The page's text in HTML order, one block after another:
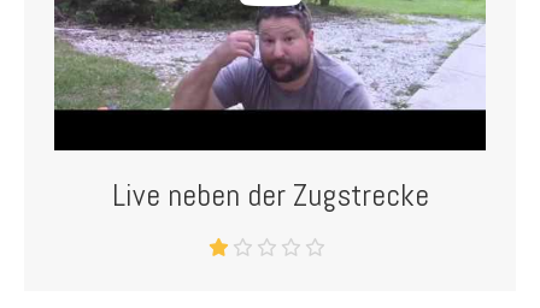
Live neben der Zugstrecke